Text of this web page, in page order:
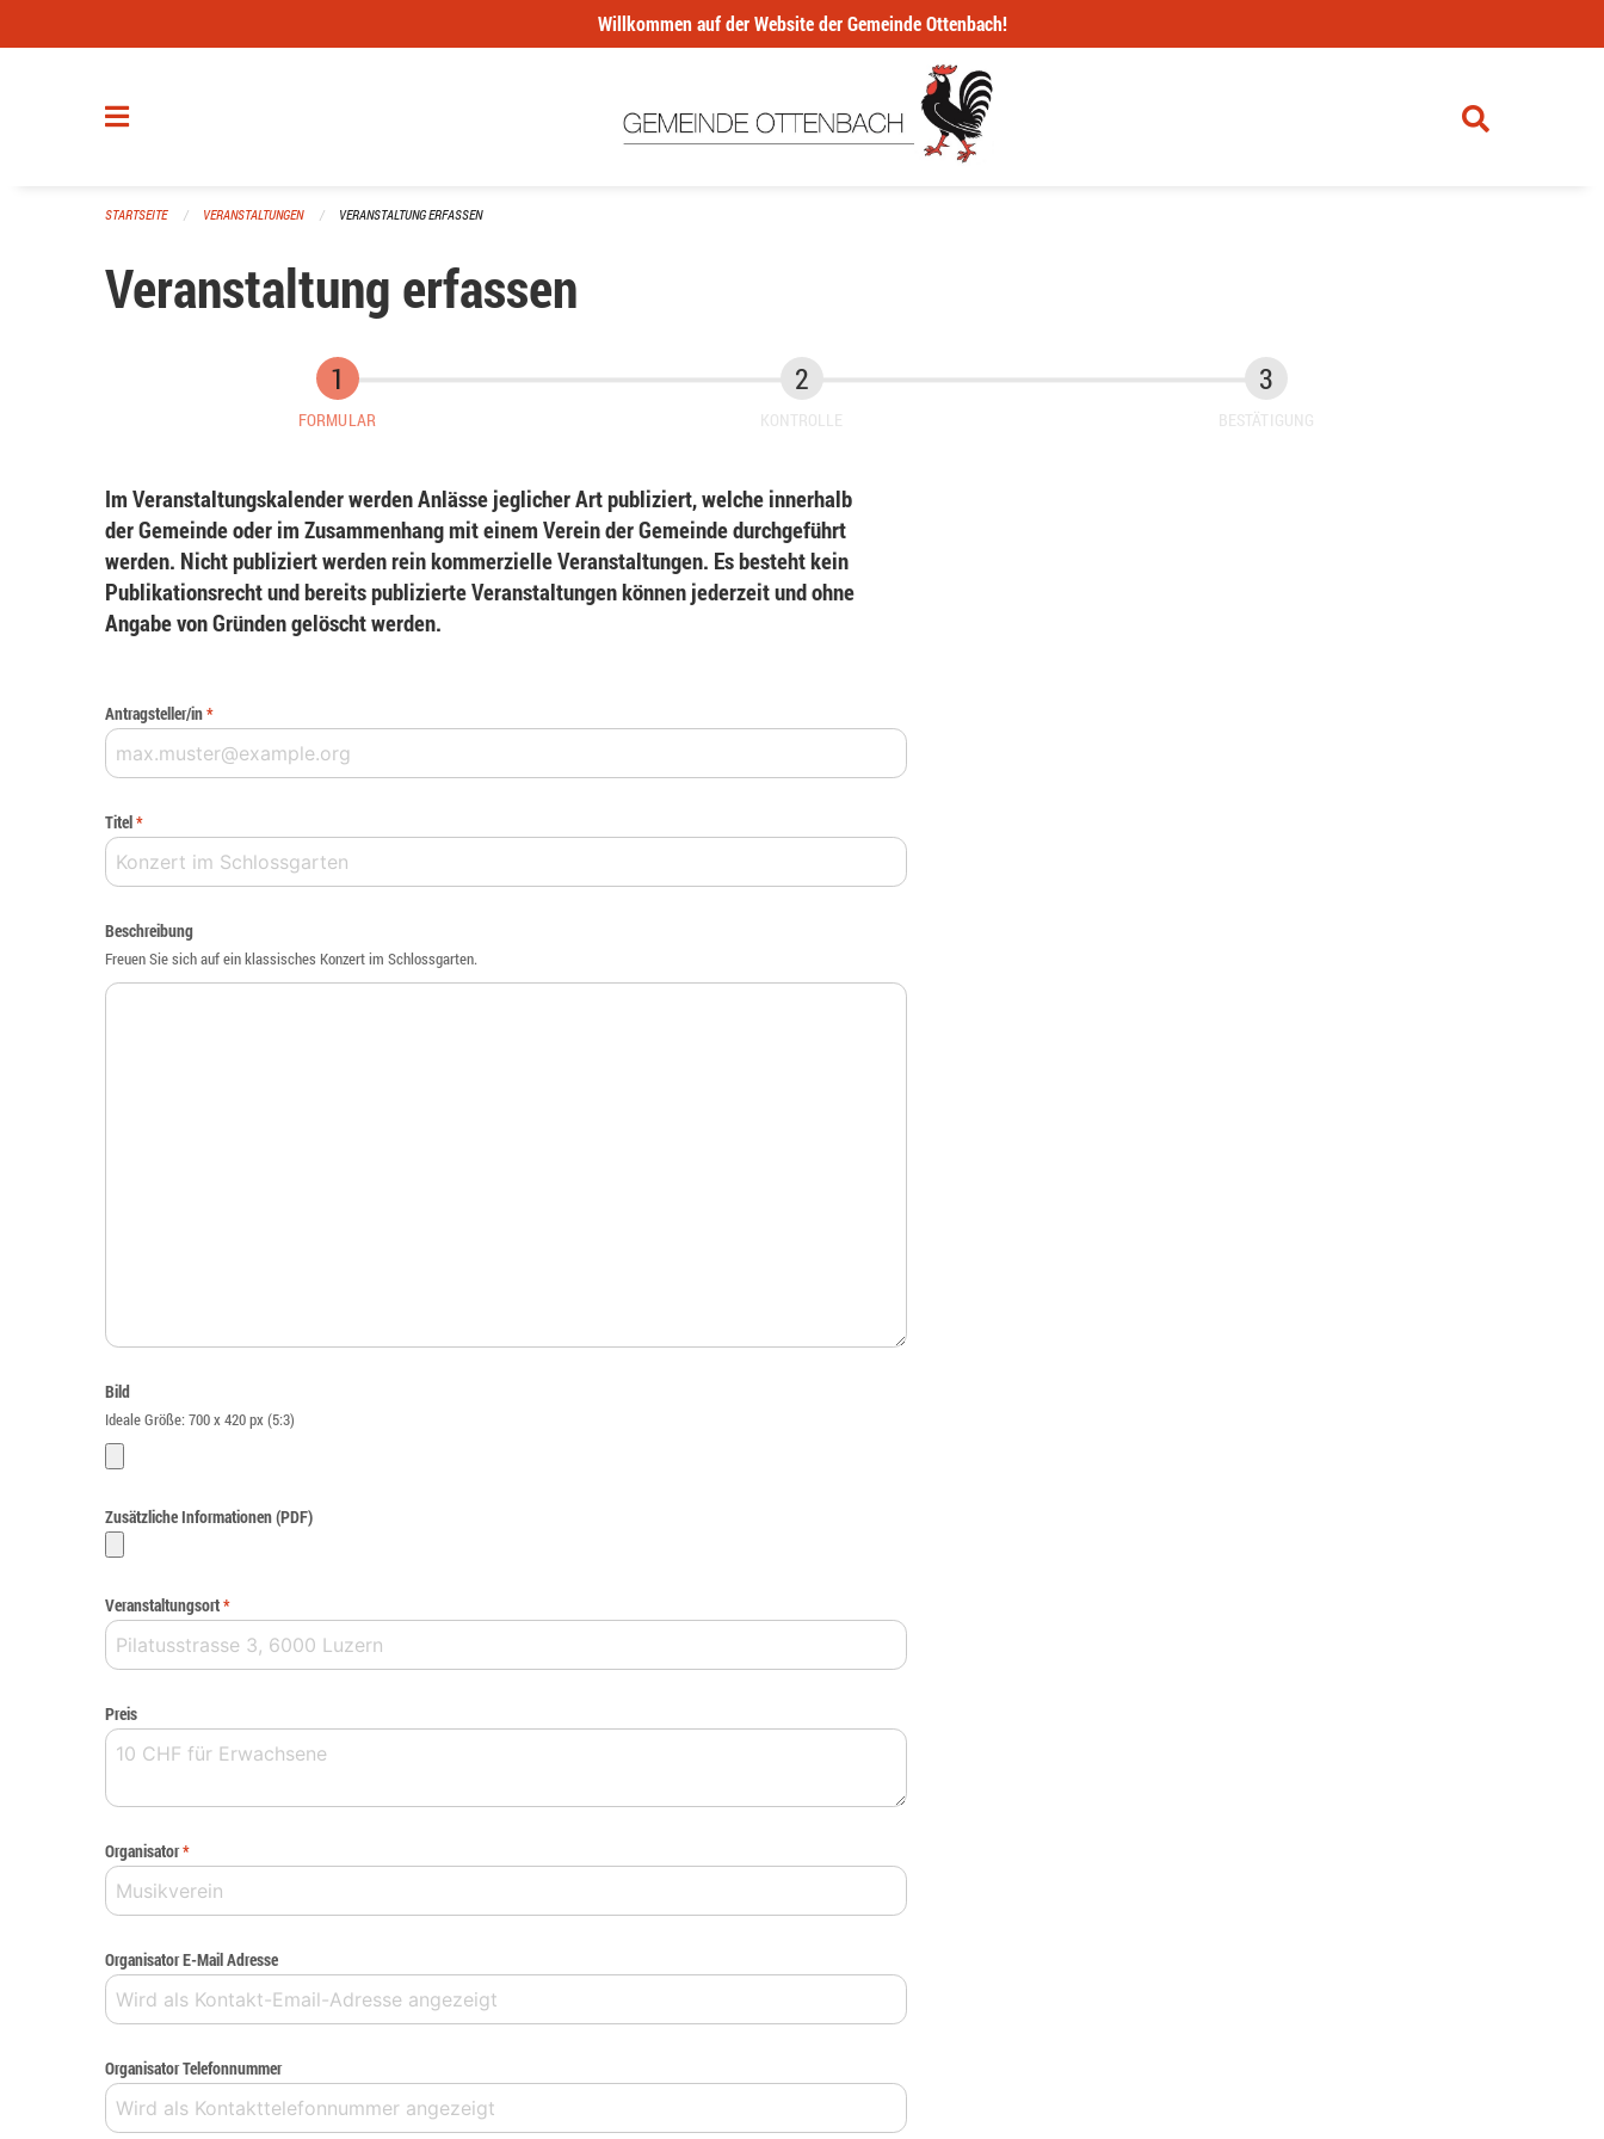
Willkommen auf der Website der Gemeinde Ottenbach!
STARTSEITE VERANSTALTUNGEN VERANSTALTUNG ERFASSEN
Veranstaltung erfassen
FORMULAR KONTROLLE BESTÄTIGUNG
Im Veranstaltungskalender werden Anlässe jeglicher Art publiziert, welche innerhalb
der Gemeinde oder im Zusammenhang mit einem Verein der Gemeinde durchgeführt
werden. Nicht publiziert werden rein kommerzielle Veranstaltungen. Es besteht kein
Publikationsrecht und bereits publizierte Veranstaltungen können jederzeit und ohne
Angabe von Gründen gelöscht werden.
Antragsteller/in*
Titel*
Beschreibung
Freuen Sie sich auf ein klassisches Konzert im Schlossgarten.
Bild
Ideale Größe: 700 x 420 px (5:3)
Zusätzliche Informationen (PDF)
Veranstaltungsort*
Preis
Organisator*
Organisator E-Mail Adresse
Organisator Telefonnummer